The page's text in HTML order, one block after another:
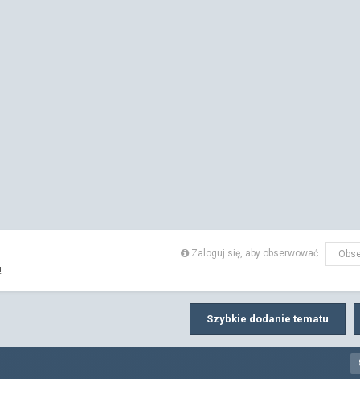
Zaloguj się, aby obserwować
Szybkie dodanie tematu